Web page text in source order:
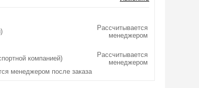
Рассчитывается
менеджером
компанией)
Рассчитывается
менеджером
менеджером после заказа